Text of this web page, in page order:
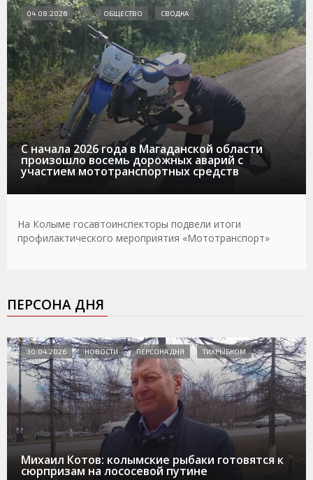
С начала 2026 года в Магаданской области
произошло восемь дорожных аварий с
участием мототранспортных средств
04.08.2026 ОБЩЕСТВО СВОДКА
На Колыме госавтоинспекторы подвели итоги
профилактического мероприятия «Мототранспорт»
ПЕРСОНА ДНЯ
Михаил Котов: колымские рыбаки готовятся к
сюрпризам на лососевой путине
30.04.2026 НОВОСТИ ПЕРСОНА ДНЯ ТИХРЫБКОМ